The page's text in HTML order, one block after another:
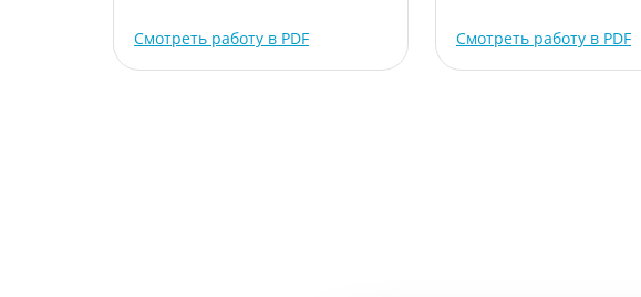
Смотреть работу в PDF Смотреть работу в PDF